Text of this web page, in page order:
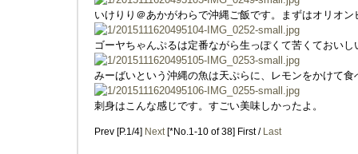
いけりり＠あかがわらで沖縄ご飯です。まずはオリオ
ゴーヤちゃんぷるは定番ながら生っぽくて苦くておいし
みーばいという沖縄の魚は天ぷらに、レモンをかけて食
刺身はこんな感じです。すごい美味しかったよ。
Prev [P.1/4] Next[*No.1-10 of 38] First / Last